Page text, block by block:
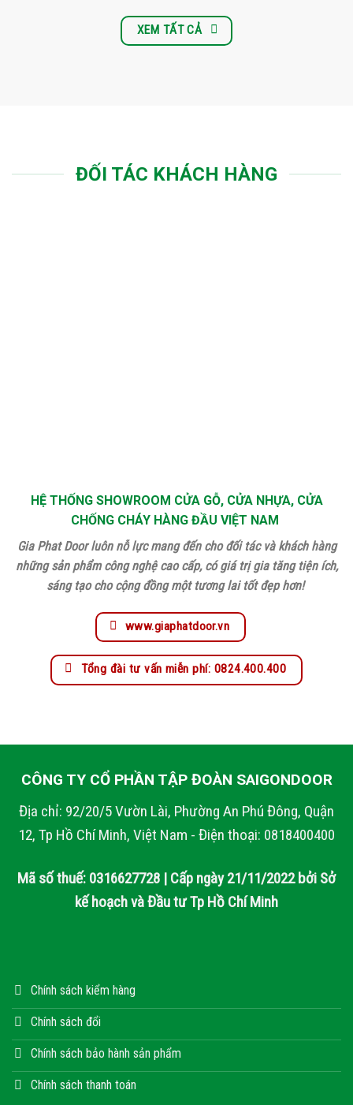
XEM TẤT CẢ
ĐỐI TÁC KHÁCH HÀNG
HỆ THỐNG SHOWROOM CỬA GỖ, CỬA NHỰA, CỬA
CHỐNG CHÁY HÀNG ĐẦU VIỆT NAM
Gia Phat Door luôn nỗ lực mang đến cho đối tác và khách hàng
những sản phẩm công nghệ cao cấp, có giá trị gia tăng tiện ích,
sáng tạo cho cộng đồng một tương lai tốt đẹp hơn!
www.giaphatdoor.vn
Tổng đài tư vấn miễn phí: 0824.400.400
CÔNG TY CỔ PHẦN TẬP ĐOÀN SAIGONDOOR
Địa chỉ: 92/20/5 Vườn Lài, Phường An Phú Đông, Quận
12, Tp Hồ Chí Minh, Việt Nam - Điện thoại: 0818400400
Mã số thuế: 0316627728 | Cấp ngày 21/11/2022 bởi Sở
kế hoạch và Đầu tư Tp Hồ Chí Minh
Chính sách kiểm hàng
Chính sách đổi
Chính sách bảo hành sản phẩm
Chính sách thanh toán